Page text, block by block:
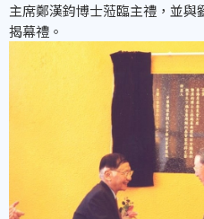
主席鄭漢鈞博士蒞臨主禮，並
揭幕禮。